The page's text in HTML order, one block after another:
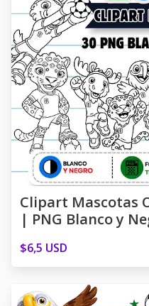
Clipart Mascotas
| PNG Blanco y
$6,5 USD